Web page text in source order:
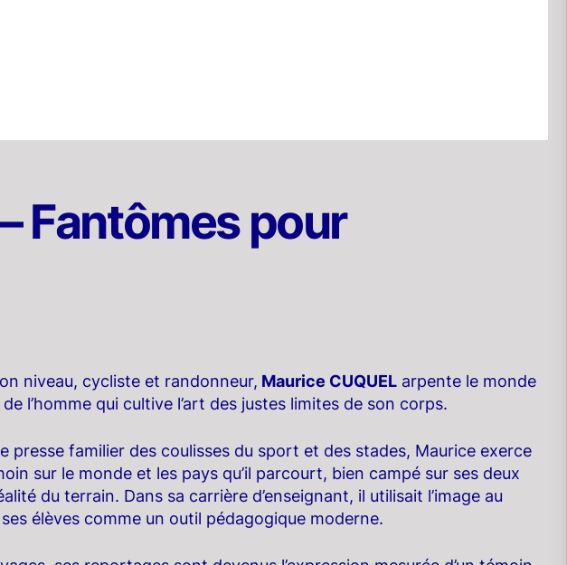
Fantômes pour
niveau, cycliste et randonneur, Maurice CUQUEL arpente le monde
l’homme qui cultive l’art des justes limites de son corps.
presse familier des coulisses du sport et des stades, Maurice exerce
sur le monde et les pays qu’il parcourt, bien campé sur ses deux
du terrain. Dans sa carrière d’enseignant, il utilisait l’image au
élèves comme un outil pédagogique moderne.